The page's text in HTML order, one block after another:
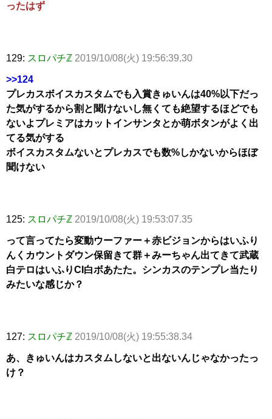
ったはず
129: スロパチℤ 2019/10/08(火) 19:56:39.30
>>124
プレカスボイスカスタムでも入賞きゅいんは40%以下だっ
た気がするから割と聞けないし無くても絶望するほどでも
ないよプレミアはカットインサンタとか萌ボタンがよく出
てる気がする
ボイスカスタムないとプレカスでも数%しかないからほぼ
聞けない
125: スロパチℤ 2019/10/08(火) 19:53:07.35
って言ってたら変動ウーファー＋赤ビジョンからはいふり
んくカウントダウン保留きて群＋みーちゃん出てきて武蔵
白テロはいふりCI白ボあたた。シンカスのテンプレ当たり
みたいな感じか？
127: スロパチℤ 2019/10/08(火) 19:55:38.34
あ、きゅいんはカスタムしないと出ないんじゃなかったっ
け？